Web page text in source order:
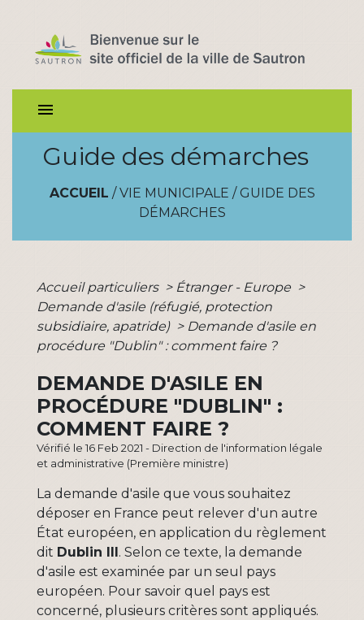
menu
Guide des démarches
ACCUEIL / VIE MUNICIPALE / GUIDE DES
DÉMARCHES
Accueil particuliers > Étranger - Europe >
Demande d'asile (réfugié, protection
subsidiaire, apatride) > Demande d'asile en
procédure "Dublin" : comment faire ?
DEMANDE D'ASILE EN
PROCÉDURE "DUBLIN" :
COMMENT FAIRE ?
Vérifié le 16 Feb 2021 - Direction de l'information légale
et administrative (Première ministre)
La demande d'asile que vous souhaitez
déposer en France peut relever d'un autre
État européen, en application du règlement
dit Dublin III . Selon ce texte, la demande
d'asile est examinée par un seul pays
européen. Pour savoir quel pays est
concerné, plusieurs critères sont appliqués.